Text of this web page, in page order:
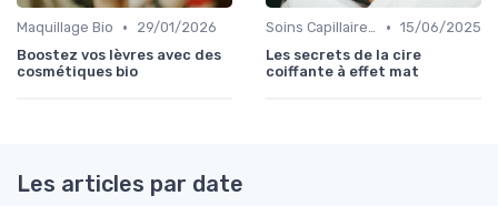
Maquillage Bio •
29/01/2026
Boostez vos lèvres avec des
cosmétiques bio
Soins Capillaires Bio • 15/06/2025
Les secrets de la cire
coiffante à effet mat
Les articles par date